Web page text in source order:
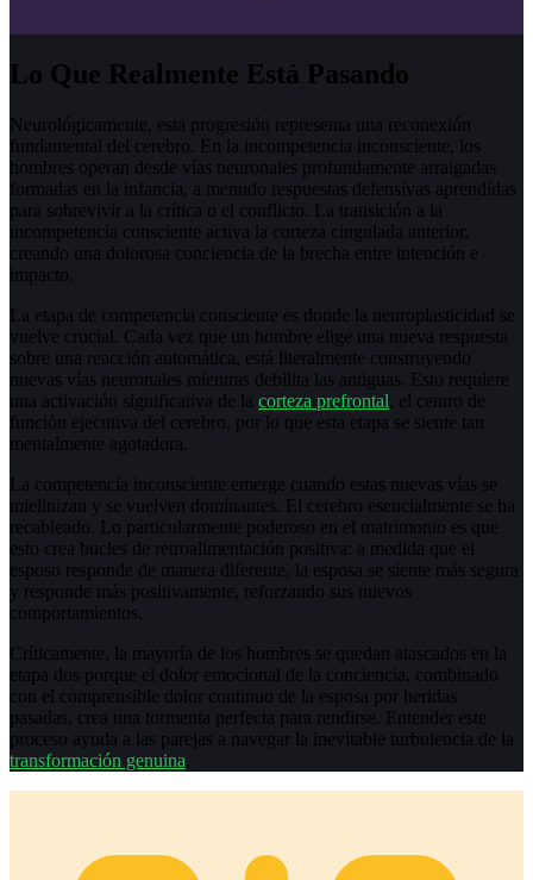
Lo Que Realmente Está Pasando
Neurológicamente, esta progresión representa una reconexión
fundamental del cerebro. En la incompetencia inconsciente, los
hombres operan desde vías neuronales profundamente arraigadas
formadas en la infancia, a menudo respuestas defensivas aprendidas
para sobrevivir a la crítica o el conflicto. La transición a la
incompetencia consciente activa la corteza cingulada anterior,
creando una dolorosa conciencia de la brecha entre intención e
impacto.
La etapa de competencia consciente es donde la neuroplasticidad se
vuelve crucial. Cada vez que un hombre elige una nueva respuesta
sobre una reacción automática, está literalmente construyendo
nuevas vías neuronales mientras debilita las antiguas. Esto requiere
una activación significativa de la corteza prefrontal, el centro de
función ejecutiva del cerebro, por lo que esta etapa se siente tan
mentalmente agotadora.
La competencia inconsciente emerge cuando estas nuevas vías se
mielinizan y se vuelven dominantes. El cerebro esencialmente se ha
recableado. Lo particularmente poderoso en el matrimonio es que
esto crea bucles de retroalimentación positiva: a medida que el
esposo responde de manera diferente, la esposa se siente más segura
y responde más positivamente, reforzando sus nuevos
comportamientos.
Críticamente, la mayoría de los hombres se quedan atascados en la
etapa dos porque el dolor emocional de la conciencia, combinado
con el comprensible dolor continuo de la esposa por heridas
pasadas, crea una tormenta perfecta para rendirse. Entender este
proceso ayuda a las parejas a navegar la inevitable turbulencia de la
transformación genuina